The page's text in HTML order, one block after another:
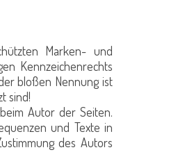
Marken- und
Kennzeichenrechts
bloßen Nennung ist
sind!
Autor der Seiten.
und Texte in
des Autors